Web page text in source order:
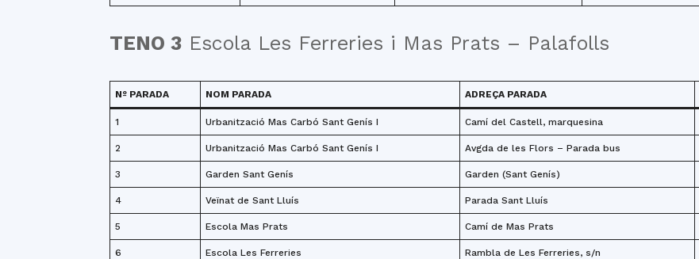
TENO 3 Escola Les Ferreries i Mas Prats – Palafolls
Nº PARADA NOM PARADA ADREÇA PARADA
1 Urbanització Mas Carbó Sant Genís I Camí del Castell, marquesina
2 Urbanització Mas Carbó Sant Genís I Avgda de les Flors – Parada bus
3 Garden Sant Genís Garden (Sant Genís)
4 Veïnat de Sant Lluís Parada Sant Lluís
5 Escola Mas Prats Camí de Mas Prats
6 Escola Les Ferreries Rambla de Les Ferreries, s/n